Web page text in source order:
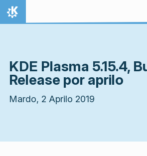
Salti al enhavo
Hejmo
KDE Plasma 5.15.4,
Release por aprilo
Mardo, 2 Aprilo 2019